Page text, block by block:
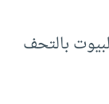
بالتحف